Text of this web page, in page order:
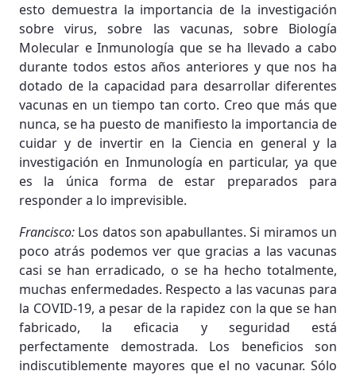
esto demuestra la importancia de la investigación
sobre virus, sobre las vacunas, sobre Biología
Molecular e Inmunología que se ha llevado a cabo
durante todos estos años anteriores y que nos ha
dotado de la capacidad para desarrollar diferentes
vacunas en un tiempo tan corto. Creo que más que
nunca, se ha puesto de manifiesto la importancia de
cuidar y de invertir en la Ciencia en general y la
investigación en Inmunología en particular, ya que
es la única forma de estar preparados para
responder a lo imprevisible.
Francisco: Los datos son apabullantes. Si miramos un
poco atrás podemos ver que gracias a las vacunas
casi se han erradicado, o se ha hecho totalmente,
muchas enfermedades. Respecto a las vacunas para
la COVID-19, a pesar de la rapidez con la que se han
fabricado, la eficacia y seguridad está
perfectamente demostrada. Los beneficios son
indiscutiblemente mayores que el no vacunar. Sólo